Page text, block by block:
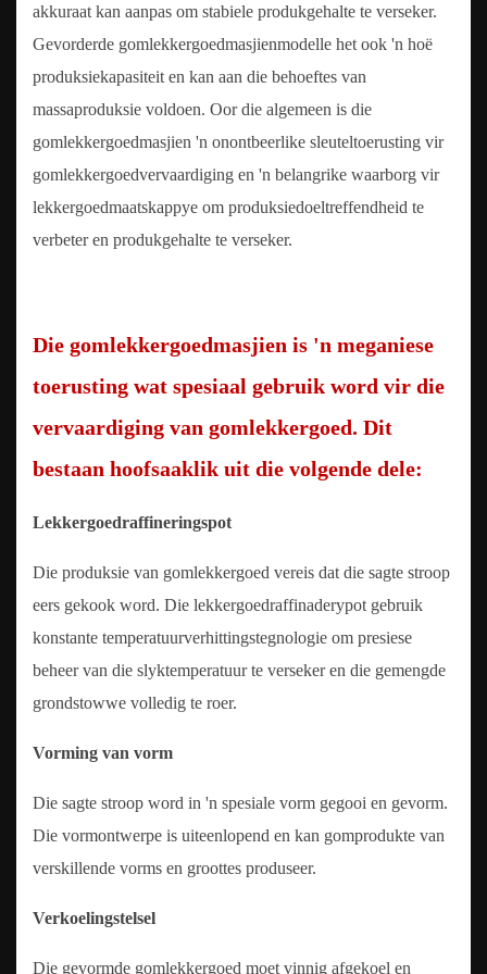
akkuraat kan aanpas om stabiele produkgehalte te verseker.
Gevorderde gomlekkergoedmasjienmodelle het ook 'n hoë
produksiekapasiteit en kan aan die behoeftes van
massaproduksie voldoen. Oor die algemeen is die
gomlekkergoedmasjien 'n onontbeerlike sleuteltoerusting vir
gomlekkergoedvervaardiging en 'n belangrike waarborg vir
lekkergoedmaatskappye om produksiedoeltreffendheid te
verbeter en produkgehalte te verseker.
Die gomlekkergoedmasjien is 'n meganiese
toerusting wat spesiaal gebruik word vir die
vervaardiging van gomlekkergoed. Dit
bestaan ​​hoofsaaklik uit die volgende dele:
Lekkergoedraffineringspot
Die produksie van gomlekkergoed vereis dat die sagte stroop
eers gekook word. Die lekkergoedraffinaderypot gebruik
konstante temperatuurverhittingstegnologie om presiese
beheer van die slyktemperatuur te verseker en die gemengde
grondstowwe volledig te roer.
Vorming van vorm
Die sagte stroop word in 'n spesiale vorm gegooi en gevorm.
Die vormontwerpe is uiteenlopend en kan gomprodukte van
verskillende vorms en groottes produseer.
Verkoelingstelsel
Die gevormde gomlekkergoed moet vinnig afgekoel en